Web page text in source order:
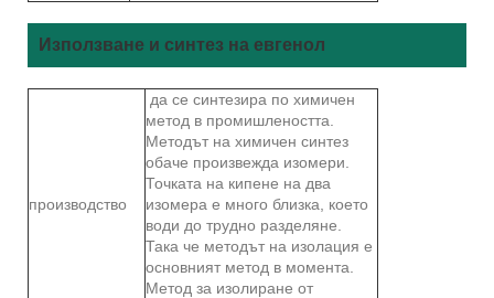
Използване и синтез на евгенол
производство
да се синтезира по химичен
метод в промишлеността.
Методът на химичен синтез
обаче произвежда изомери.
Точката на кипене на два
изомера е много близка, което
води до трудно разделяне.
Така че методът на изолация е
основният метод в момента.
Метод за изолиране от